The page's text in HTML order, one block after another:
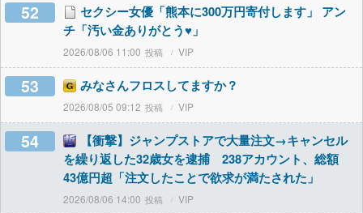
52
セクシー女優「熊本に300万円寄付します」 アン
チ「汚い金ありがとう♥」
2026/08/06 11:00 VIP
53 みなさんフロスしてますか？
2026/08/05 09:12 VIP
54
【衝撃】ジャンプストアで大量注文→キャンセル
を繰り返した32歳女を逮捕 238アカウント、総額
43億円超「注文したことで欲求が満たされた」
2026/08/06 14:00 VIP